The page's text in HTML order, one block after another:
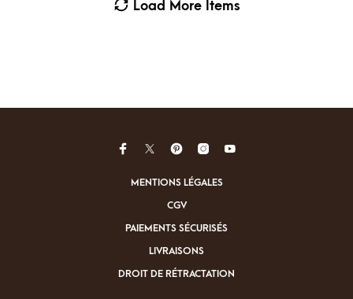
Load More Items
MENTIONS LÉGALES
CGV
PAIEMENTS SÉCURISÉS
LIVRAISONS
DROIT DE RÉTRACTATION